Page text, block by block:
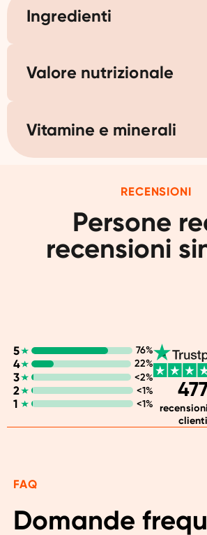
Ingredienti
Valore nutrizionale
Vitamine e minerali
RECENSIONI
Persone
recensioni
5 76%
4 22%
3 <2%
2 <1%
1 <1%
clienti
FAQ
Domande